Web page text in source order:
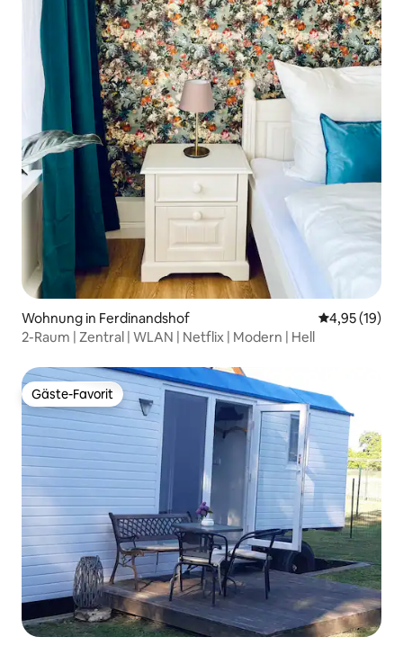
Wohnung in Ferdinandshof
4,95 (19)
2-Raum | Zentral | WLAN | Netflix | Modern | Hell
Gäste-Favorit
Gäste-Favorit